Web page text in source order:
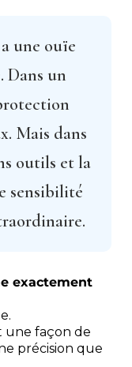
une ouïe
un
Mais dans
outils et la
sensibilité
exactement
une façon de
précision que